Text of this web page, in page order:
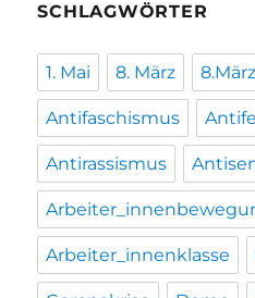
SCHLAGWÖRTER
1. Mai 8. März 8.März
Antifaschismus
Antirassismus
Arbeiter_innenklasse